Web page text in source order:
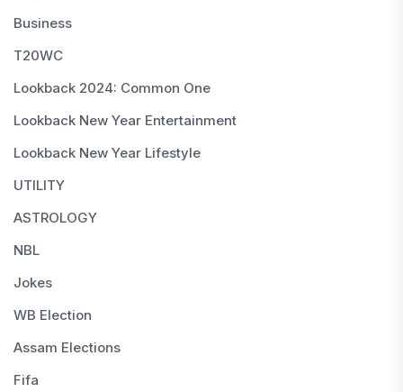
Business
T20WC
Lookback 2024: Common One
Lookback New Year Entertainment
Lookback New Year Lifestyle
UTILITY
ASTROLOGY
NBL
Jokes
WB Election
Assam Elections
Fifa